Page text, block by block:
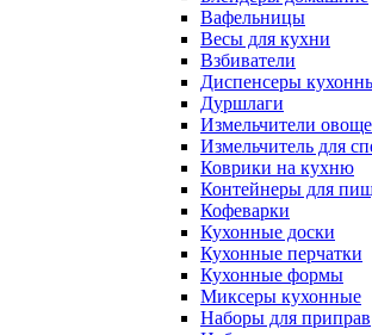
Вафельницы
Весы для кухни
Взбиватели
Диспенсеры
Дуршлаги
Измельчители
Измельчитель для
Коврики на кухню
Контейнеры для
Кофеварки
Кухонные доски
Кухонные перчатки
Кухонные формы
Миксеры кухонные
Наборы для приправ